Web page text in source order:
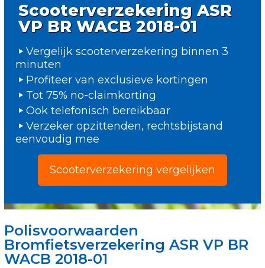
Scooterverzekering ASR
VP BR WACB 2018-01
Vergelijk scooterverzekering binnen 3
minuten
Profiteer van exclusieve kortingen
Tot 75% no-claimkorting
Ook telefonisch bereikbaar
Verzeker opzittenden, rechtsbijstand
eenvoudig mee
Scooterverzekering vergelijken
Polisvoorwaarden
Bromfietsverzekering ASR VP BR
WACB 2018-01